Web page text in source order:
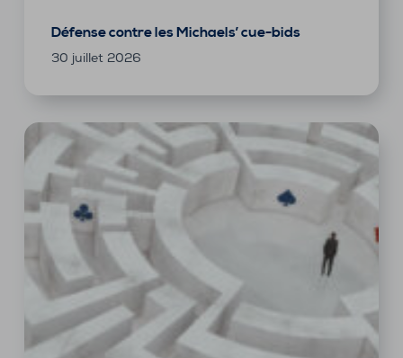
Défense contre les Michaels’ cue-bids
30 juillet 2026